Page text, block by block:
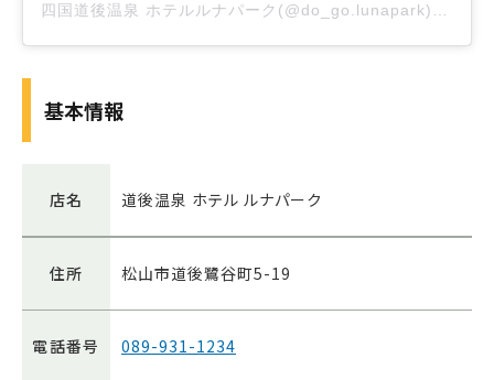
四国道後温泉 ホテルルナパーク(@do_go.lunapark)がシェアした投稿
基本情報
店名 道後温泉 ホテル ルナパーク
住所 松山市道後鷺谷町5-19
電話番号 089-931-1234